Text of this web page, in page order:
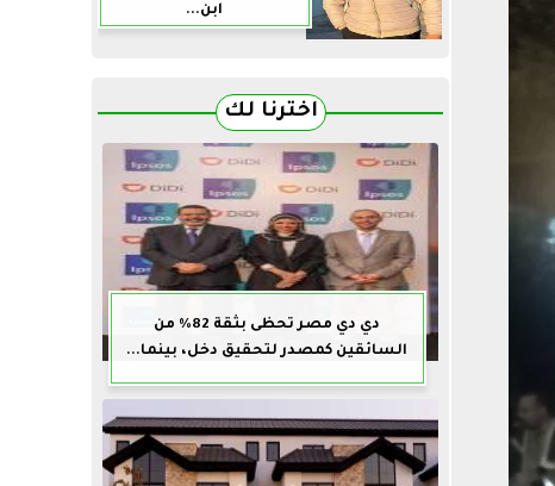
ابن...
اخترنا لك
دي دي مصر تحظى بثقة 82% من
السائقين كمصدر لتحقيق دخل، بينما...